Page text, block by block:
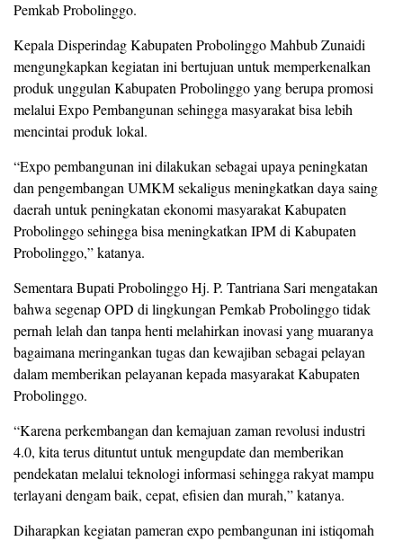
Pemkab Probolinggo.
Kepala Disperindag Kabupaten Probolinggo Mahbub Zunaidi
mengungkapkan kegiatan ini bertujuan untuk memperkenalkan
produk unggulan Kabupaten Probolinggo yang berupa promosi
melalui Expo Pembangunan sehingga masyarakat bisa lebih
mencintai produk lokal.
“Expo pembangunan ini dilakukan sebagai upaya peningkatan
dan pengembangan UMKM sekaligus meningkatkan daya saing
daerah untuk peningkatan ekonomi masyarakat Kabupaten
Probolinggo sehingga bisa meningkatkan IPM di Kabupaten
Probolinggo,” katanya.
Sementara Bupati Probolinggo Hj. P. Tantriana Sari mengatakan
bahwa segenap OPD di lingkungan Pemkab Probolinggo tidak
pernah lelah dan tanpa henti melahirkan inovasi yang muaranya
bagaimana meringankan tugas dan kewajiban sebagai pelayan
dalam memberikan pelayanan kepada masyarakat Kabupaten
Probolinggo.
“Karena perkembangan dan kemajuan zaman revolusi industri
4.0, kita terus dituntut untuk mengupdate dan memberikan
pendekatan melalui teknologi informasi sehingga rakyat mampu
terlayani dengam baik, cepat, efisien dan murah,” katanya.
Diharapkan kegiatan pameran expo pembangunan ini istiqomah